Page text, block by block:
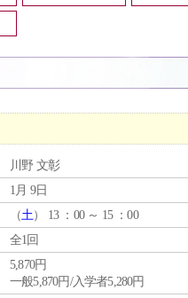
川野 文彰
1月 9日
（土） 13 ：00 ～ 15 ：00
全1回
5,870円
一般5,870円/入学者5,280円